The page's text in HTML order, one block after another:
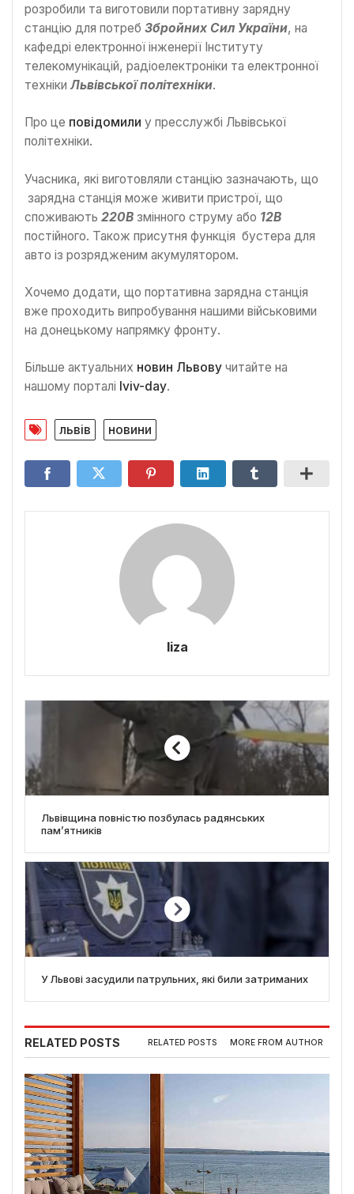
розробили та виготовили портативну зарядну
станцію для потреб Збройних Сил України, на
кафедрі електронної інженерії Інституту
телекомунікацій, радіоелектроніки та електронної
техніки Львівської політехніки.
Про це повідомили у пресслужбі Львівської
політехніки.
Учасника, які виготовляли станцію зазначають, що
зарядна станція може живити пристрої, що
споживають 220В змінного струму або 12В
постійного. Також присутня функція бустера для
авто із розрядженим акумулятором.
Хочемо додати, що портативна зарядна станція
вже проходить випробування нашими військовими
на донецькому напрямку фронту.
Більше актуальних новин Львову читайте на
нашому порталі lviv-day.
львів новини
liza
Львівщина повністю позбулась радянських
пам’ятників
У Львові засудили патрульних, які били затриманих
RELATED POSTS RELATED POSTS MORE FROM AUTHOR